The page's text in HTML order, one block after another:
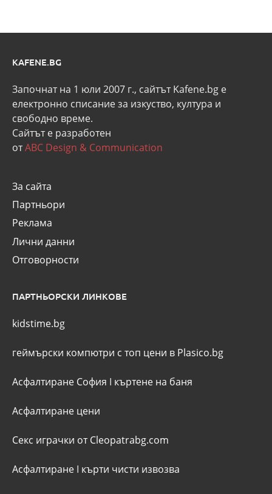
KAFENE.BG
Започнат на 1 юли 2007 г., сайтът Kafene.bg e
eлектронно списание за изкуство, култура и
свободно време.
Сайтът е разработен
отABC Design & Communication
За сайта
Партньори
Реклама
Лични данни
Отговорности
ПАРТНЬОРСКИ ЛИНКОВЕ
kidstime.bg
геймърски компютри с топ цени в Plasico.bg
Асфалтиране София I къртене на баня
Асфалтиране цени
Секс играчки от Cleopatrabg.com
Асфалтиране I кърти чисти извозва